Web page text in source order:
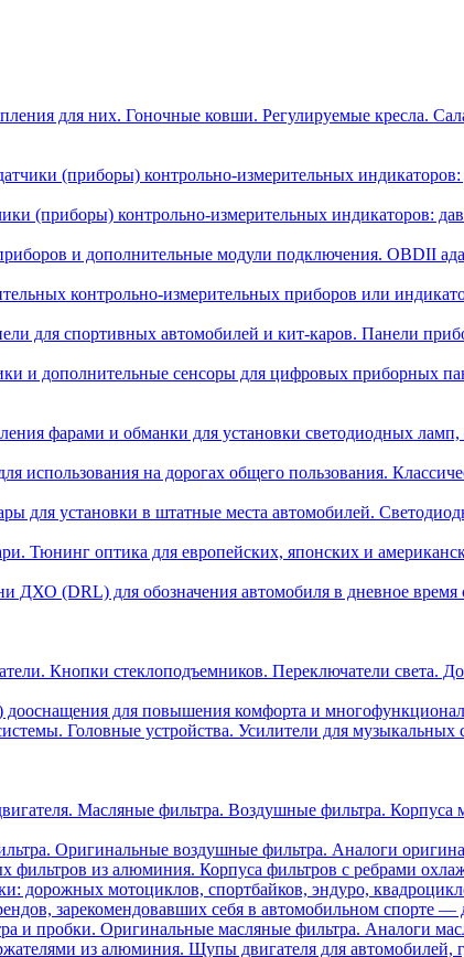
для них. Гоночные ковши. Регулируемые кресла.
(приборы) контрольно-измерительных
(приборы) контрольно-измерительных индикаторов:
и дополнительные модули подключения. OBDII
контрольно-измерительных приборов или
для спортивных автомобилей и кит-каров. Панели
и дополнительные сенсоры для цифровых приборных
фарами и обманки для установки светодиодных
использования на дорогах общего пользования.
для установки в штатные места автомобилей.
Тюнинг оптика для европейских, японских и
ДХО (DRL) для обозначения автомобиля в дневное время
Кнопки стеклоподъемников. Переключатели света.
для повышения комфорта и
Головные устройства. Усилители для
Масляные фильтра. Воздушные фильтра.
Оригинальные воздушные фильтра. Аналоги
фильтров из алюминия. Корпуса фильтров с ребрами
дорожных мотоциклов, спортбайков, эндуро,
зарекомендовавших себя в автомобильном спорте —
и пробки. Оригинальные масляные фильтра. Аналоги
из алюминия. Щупы двигателя для автомобилей,